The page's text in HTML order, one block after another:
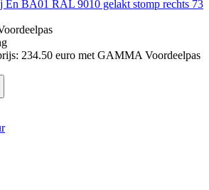
En BA01 RAL 9010 gelakt stomp rechts 73
234.50 euro met GAMMA Voordeelpas